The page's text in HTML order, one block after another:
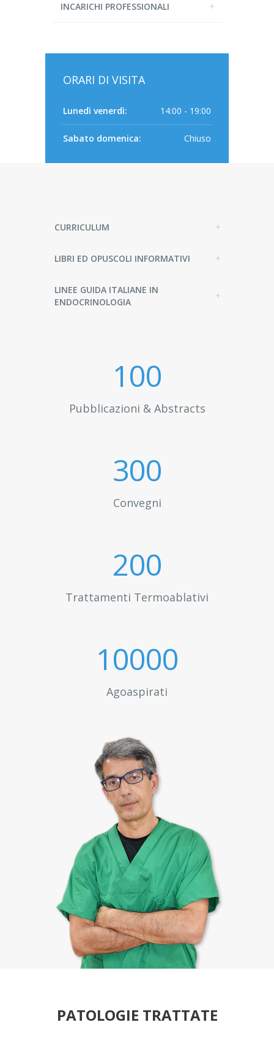
INCARICHI PROFESSIONALI
ORARI DI VISITA
Lunedì venerdì: 14:00 - 19:00
Sabato domenica: Chiuso
CURRICULUM
LIBRI ED OPUSCOLI INFORMATIVI
LINEE GUIDA ITALIANE IN
ENDOCRINOLOGIA
100
Pubblicazioni & Abstracts
300
Convegni
200
Trattamenti Termoablativi
10000
Agoaspirati
PATOLOGIE TRATTATE